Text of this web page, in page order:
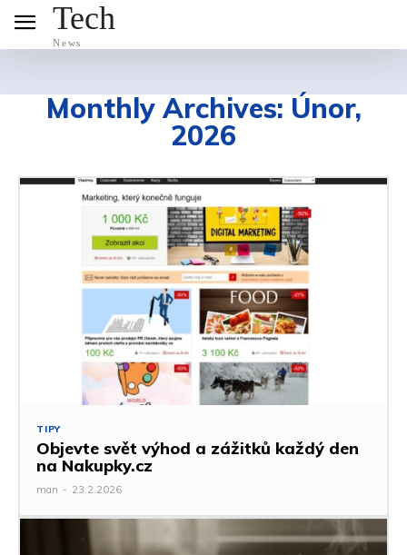
Tech
News
Monthly Archives: Únor,
2026
TIPY
Objevte svět výhod a zážitků každý den
na Nakupky.cz
man - 23.2.2026